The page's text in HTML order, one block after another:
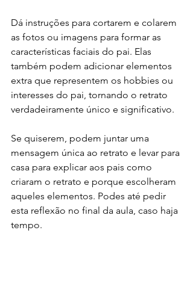
Dá instruções para cortarem e colarem
as fotos ou imagens para formar as
características faciais do pai. Elas
também podem adicionar elementos
extra que representem os hobbies ou
interesses do pai, tornando o retrato
verdadeiramente único e significativo.
Se quiserem, podem juntar uma
mensagem única ao retrato e levar para
casa para explicar aos pais como
criaram o retrato e porque escolheram
aqueles elementos. Podes até pedir
esta reflexão no final da aula, caso haja
tempo.